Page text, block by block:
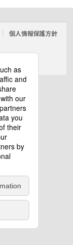
個人情報保護方針